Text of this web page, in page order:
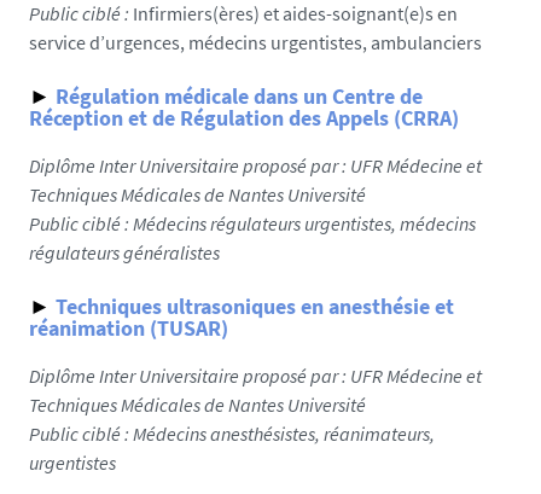
Public ciblé : Infirmiers(ères) et aides-soignant(e)s en
service d’urgences, médecins urgentistes, ambulanciers
► Régulation médicale dans un Centre de
Réception et de Régulation des Appels (CRRA)
Diplôme Inter Universitaire proposé par : UFR Médecine et
Techniques Médicales de Nantes Université
Public ciblé : Médecins régulateurs urgentistes, médecins
régulateurs généralistes
► Techniques ultrasoniques en anesthésie et
réanimation (TUSAR)
Diplôme Inter Universitaire proposé par : UFR Médecine et
Techniques Médicales de Nantes Université
Public ciblé : Médecins anesthésistes, réanimateurs,
urgentistes